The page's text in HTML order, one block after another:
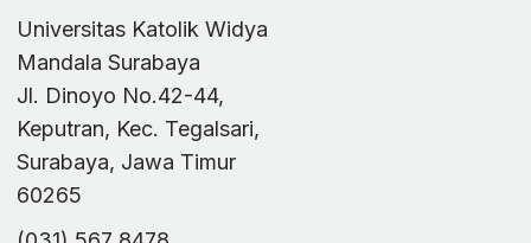
Universitas Katolik Widya
Mandala Surabaya
Jl. Dinoyo No.42-44,
Keputran, Kec. Tegalsari,
Surabaya, Jawa Timur
60265